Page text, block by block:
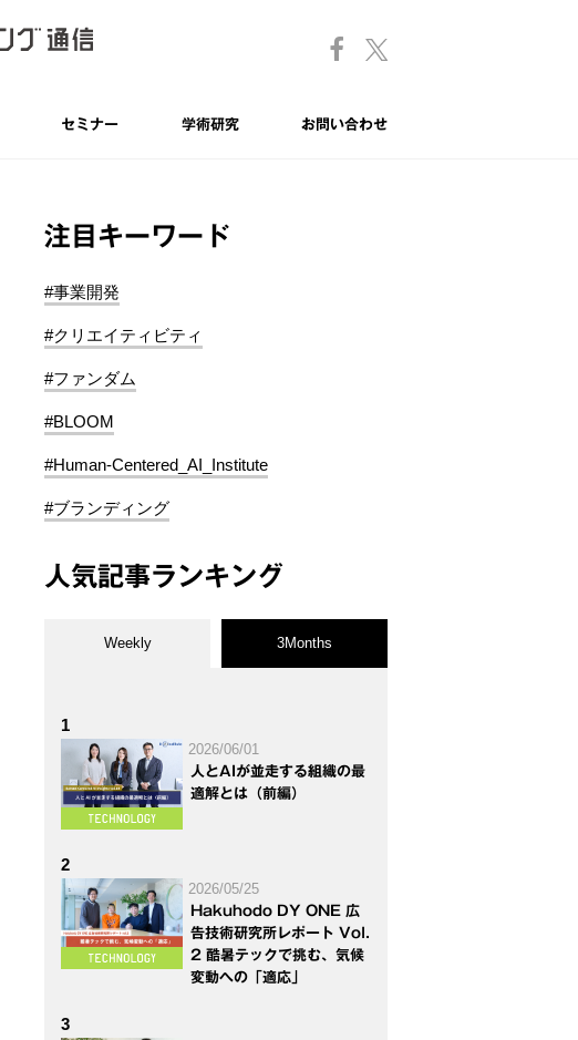
セミナー 学術研究 お問い合わせ
注目キーワード
#事業開発
#クリエイティビティ
#ファンダム
#BLOOM
#Human-Centered_AI_Institute
#ブランディング
人気記事ランキング
Weekly 3Months
1
2026/06/01
人とAIが並走する組織の最
適解とは（前編）
2
2026/05/25
Hakuhodo DY ONE 広
告技術研究所レポート Vol.
2 酷暑テックで挑む、気候
変動への「適応」
3